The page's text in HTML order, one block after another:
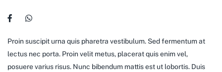
Proin suscipit urna quis pharetra vestibulum. Sed fermentum at
lectus nec porta. Proin velit metus, placerat quis enim vel,
posuere varius risus. Nunc bibendum mattis est ut lobortis. Duis